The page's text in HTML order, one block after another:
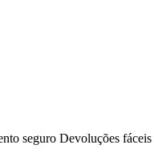
seguro Devoluções fáceis